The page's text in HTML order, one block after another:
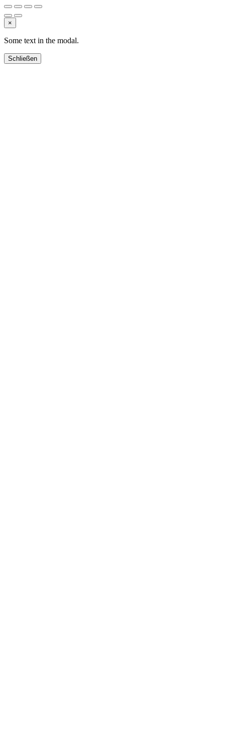
×
Some text in the modal.
Schließen